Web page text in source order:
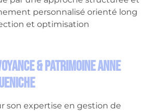
personnalisé orienté long
et optimisation
& Patrimoine Anne
son expertise en gestion de